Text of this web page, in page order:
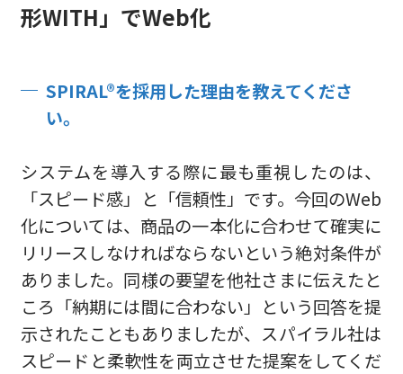
形WITH」でWeb化
SPIRAL®を採用した理由を教えてくださ
い。
システムを導入する際に最も重視したのは、
「スピード感」と「信頼性」です。今回のWeb
化については、商品の一本化に合わせて確実に
リリースしなければならないという絶対条件が
ありました。同様の要望を他社さまに伝えたと
ころ「納期には間に合わない」という回答を提
示されたこともありましたが、スパイラル社は
スピードと柔軟性を両立させた提案をしてくだ